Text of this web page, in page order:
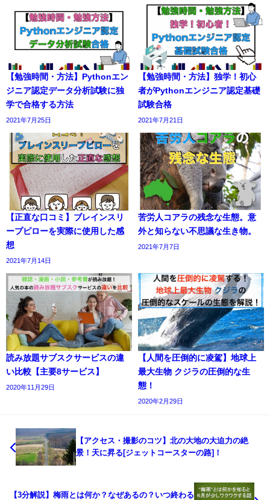
【勉強時間・方法】Pythonエン
ジニア認定データ分析試験に独
学で合格する方法
2021年7月25日
【勉強時間・方法】独学！初心
者がPythonエンジニア認定基礎
試験合格
2021年7月21日
【正直な口コミ】ブレインスリ
ープピローを実際に使用した感
想
2021年7月14日
苦労人コアラの残念な生態。意
外と知らない不思議な生き物。
2021年7月7日
読み放題サブスクサービスの違
い比較【主要8サービス】
2020年11月29日
【人間を圧倒的に凌駕】地球上
最大生物 クジラの圧倒的な生
態！
2020年2月29日
【アクセス・撮影のコツ】北の大地の大迫力の絶
景！天に昇る[ジェットコースターの路]！
【3分解説】梅雨とは何か？なぜあるの？いつ終わる